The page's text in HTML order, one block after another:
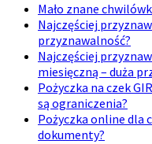
Mało znane
Najczęściej
przyznawalność?
Najczęściej
miesięczną – duża
Pożyczka na czek
są ograniczenia?
Pożyczka online dla
dokumenty?